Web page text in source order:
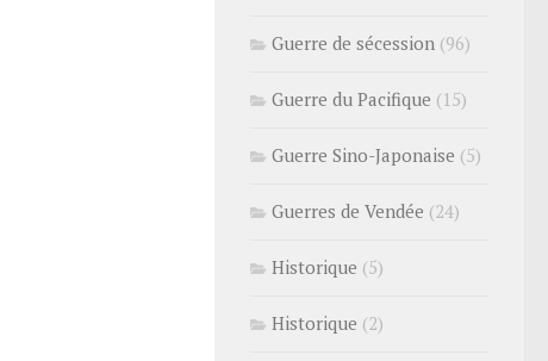
Guerre de sécession (96)
Guerre du Pacifique (15)
Guerre Sino-Japonaise (5)
Guerres de Vendée (24)
Historique (5)
Historique (2)